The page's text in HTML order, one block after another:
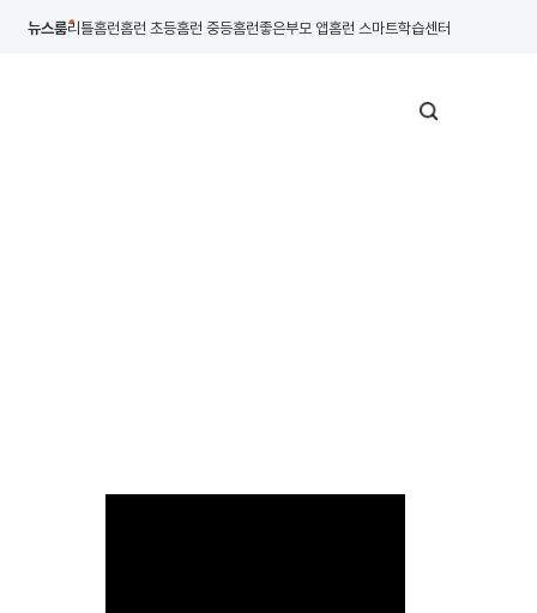
뉴스룸리틀홈런홈런 초등홈런 중등홈런좋은부모 앱홈런 스마트학습센터